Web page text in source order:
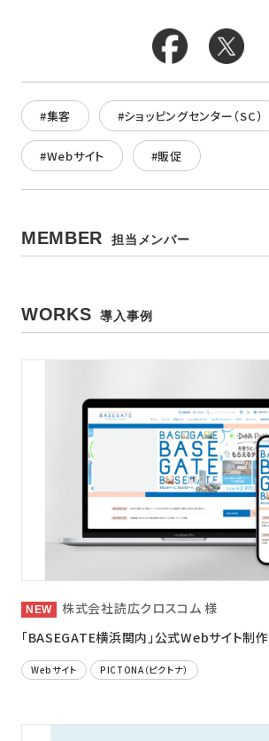
#集客 #ショッピングセンター（SC）
#Webサイト #販促
MEMBER 担当メンバー
WORKS 導入事例
株式会社読広クロスコム 様
「BASEGATE横浜関内」公式Webサイト制作
Webサイト PICTONA（ピクトナ）